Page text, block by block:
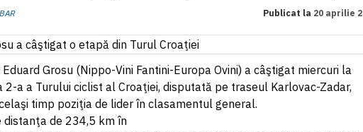
1 MXN= 0.2227 RON
1 NOK= 0.4191 RON
1 NZD= 2.6097 RON
1 PLN= 1.1646 RON
1 RSD
= 0.0425 RON
1 RUB= 0.0530 RON
Publicat la 20 aprilie
Grosu (Nippo-Vini Fantini-Europa Ovini) a câştigat miercuri la
2-a a Turului ciclist al Croaţiei, disputată pe traseul Karlovac-Zadar,
timp poziţia de lider în clasamentul general.
de 234,5 km în